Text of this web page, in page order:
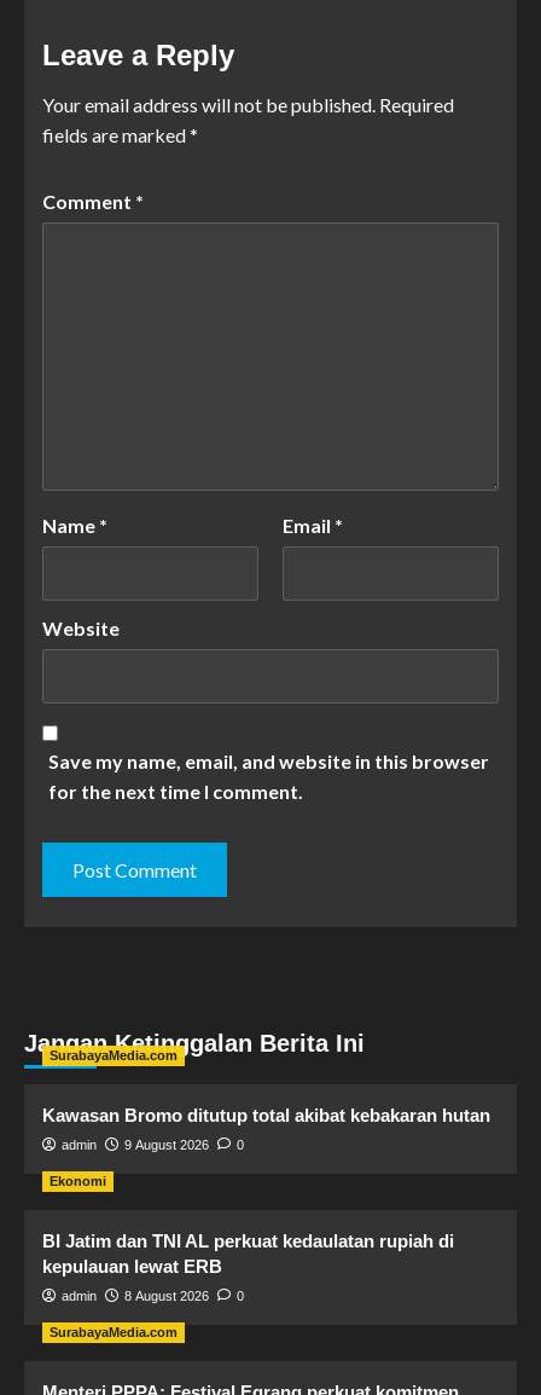
Leave a Reply
Your email address will not be published. Required
fields are marked*
Comment *
Name * Email *
Website
Save my name, email, and website in this browser
for the next time I comment.
Jangan Ketinggalan Berita Ini
SurabayaMedia.com
Kawasan Bromo ditutup total akibat kebakaran hutan
admin 9 August 2026 0
Ekonomi
BI Jatim dan TNI AL perkuat kedaulatan rupiah di
kepulauan lewat ERB
admin 8 August 2026 0
SurabayaMedia.com